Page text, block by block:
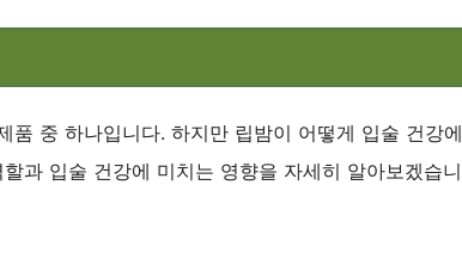
중 하나입니다. 하지만 립밤이 어떻게 입술 건강에
과 입술 건강에 미치는 영향을 자세히 알아보겠습니